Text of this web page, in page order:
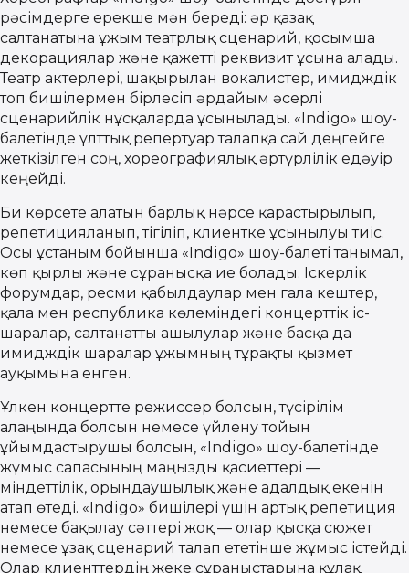
рәсімдерге ерекше мән береді: әр қазақ
салтанатына ұжым театрлық сценарий, қосымша
декорациялар және қажетті реквизит ұсына алады.
Театр актерлері, шақырылған вокалистер, имидждік
топ бишілермен бірлесіп әрдайым әсерлі
сценарийлік нұсқаларда ұсынылады. «Indigo» шоу-
балетінде ұлттық репертуар талапқа сай деңгейге
жеткізілген соң, хореографиялық әртүрлілік едәуір
кеңейді.
Би көрсете алатын барлық нәрсе қарастырылып,
репетицияланып, тігіліп, клиентке ұсынылуы тиіс.
Осы ұстаным бойынша «Indigo» шоу-балеті танымал,
көп қырлы және сұранысқа ие болады. Іскерлік
форумдар, ресми қабылдаулар мен гала кештер,
қала мен республика көлеміндегі концерттік іс-
шаралар, салтанатты ашылулар және басқа да
имидждік шаралар ұжымның тұрақты қызмет
ауқымына енген.
Ұлкен концертте режиссер болсын, түсірілім
алаңында болсын немесе үйлену тойын
ұйымдастырушы болсын, «Indigo» шоу-балетінде
жұмыс сапасының маңызды қасиеттері —
міндеттілік, орындаушылық және адалдық екенін
атап өтеді. «Indigo» бишілері үшін артық репетиция
немесе бақылау сәттері жоқ — олар қысқа сюжет
немесе ұзақ сценарий талап ететінше жұмыс істейді.
Олар клиенттердің жеке сұраныстарына құлақ